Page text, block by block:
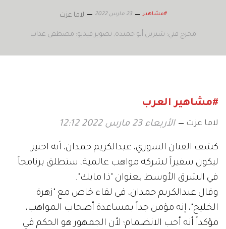
#مشاهير 23 مارس 2022 لاما عزت
مخرج فني: شيرين أبو حميدة تصوير فيديو: مصطفى عذاب
#مشاهير العرب
لاما عزت الأربعاء 23 مارس 2022 12:12
كشف الفنان السوري، عبدالكريم حمدان، أنه اختير
ليكون سفيراً لشركة مواهب عالمية، ستطلق برنامجاً
في الشرق الأوسط بعنوان "ذا مايك".
وقال عبدالكريم حمدان، في لقاء خاص مع "زهرة
الخليج"، إنه مؤمن جداً بمساعدة أصحاب المواهب،
مؤكداً أنه أحب الانضمام؛ لأن الجمهور هو الحكم في